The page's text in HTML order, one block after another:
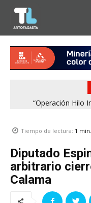
“Operación Hilo
Región de
Tiempo de lectura: 1 min.
Diputado
arbitrario
Calama